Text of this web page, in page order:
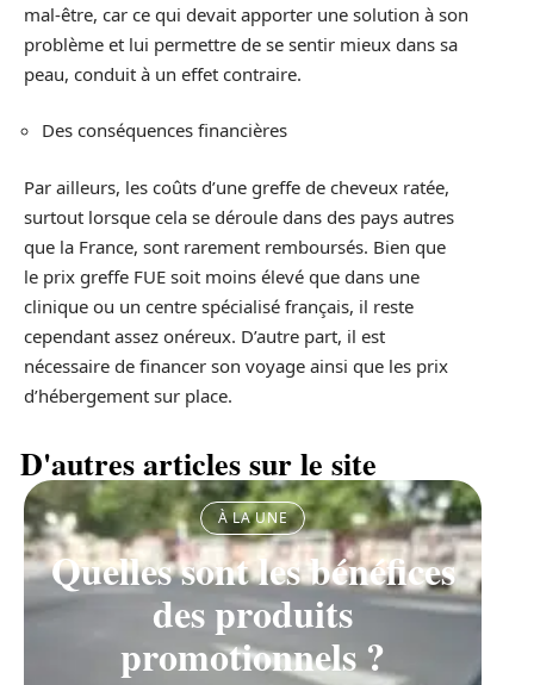
mal-être, car ce qui devait apporter une solution à son
problème et lui permettre de se sentir mieux dans sa
peau, conduit à un effet contraire.
Des conséquences financières
Par ailleurs, les coûts d’une greffe de cheveux ratée,
surtout lorsque cela se déroule dans des pays autres
que la France, sont rarement remboursés. Bien que
le prix greffe FUE soit moins élevé que dans une
clinique ou un centre spécialisé français, il reste
cependant assez onéreux. D’autre part, il est
nécessaire de financer son voyage ainsi que les prix
d’hébergement sur place.
D'autres articles sur le site
À LA UNE
Quelles sont les bénéfices
des produits
promotionnels ?